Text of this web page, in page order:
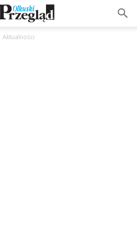
Aktualności